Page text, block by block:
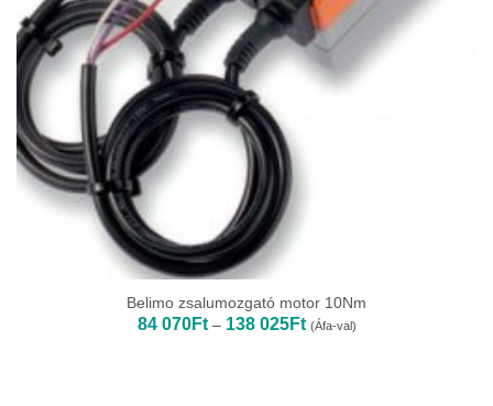
Belimo zsalumozgató motor 10Nm
84 070Ft – 138 025FtÁrtartomány:
84
(Áfa-val)